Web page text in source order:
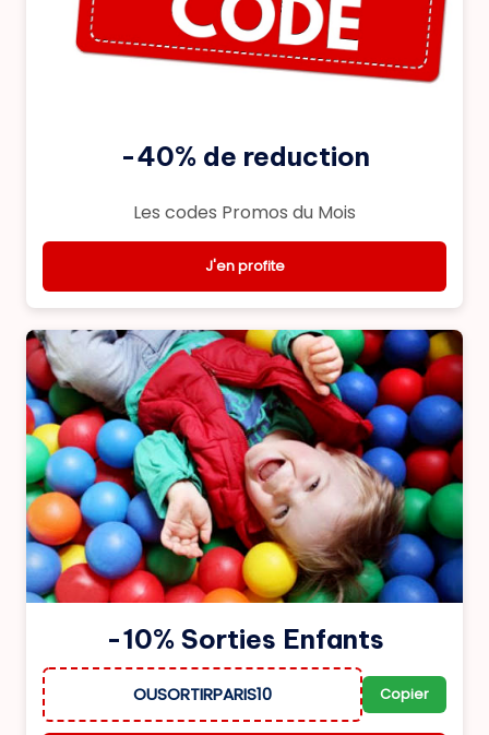
-40% de reduction
Les codes Promos du Mois
J'en profite
-10% Sorties Enfants
OUSORTIRPARIS10 Copier